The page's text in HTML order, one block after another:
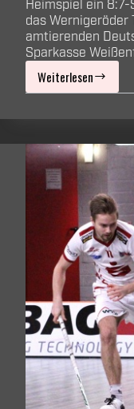
Heimspiel ein
das Wernigeröder
amtierenden
Sparkasse
Weiterlesen
Knappe
Punkte
Doppel-
Wochenende